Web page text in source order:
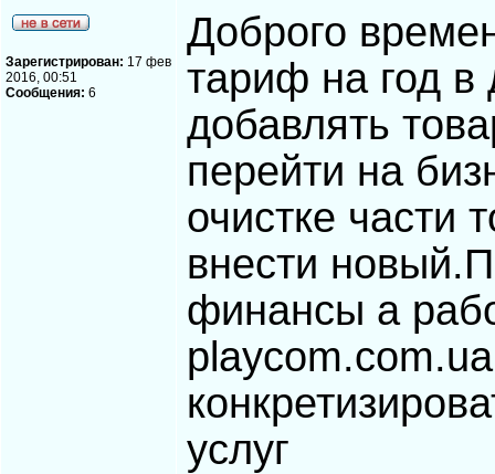
Зарегистрирован: 17 фев
2016, 00:51
Сообщения: 6
Доброго
тариф на год в
добавлять
перейти на
очистке части
внести
финансы а
услуг